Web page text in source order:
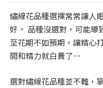
繡線花品種選擇常常讓人
好。 品種沒選對，可能導
至花期不如預期，讓精心
間和精力就白費了…
選對繡線花品種並不難，